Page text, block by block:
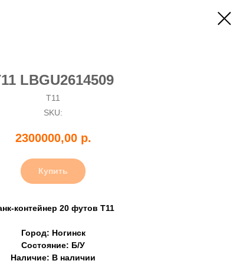
LBGU2614509
T11
SKU:
2300000,00 р.
Купить
контейнер 20 футов Т11
Город: Ногинск
Состояние: Б/У
Наличие: В наличии